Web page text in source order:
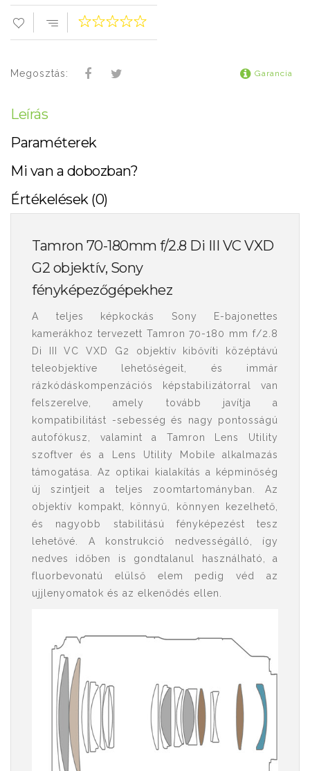
Megosztás: Garancia
Leírás
Paraméterek
Mi van a dobozban?
Értékelések (0)
Tamron 70-180mm f/2.8 Di III VC VXD
G2 objektív, Sony
fényképezőgépekhez
A teljes képkockás Sony E-bajonettes
kamerákhoz tervezett Tamron 70-180 mm f/2.8
Di III VC VXD G2 objektív kibővíti középtávú
teleobjektíve lehetőségeit, és immár
rázkódáskompenzációs képstabilizátorral van
felszerelve, amely tovább javítja a
kompatibilitást -sebesség és nagy pontosságú
autofókusz, valamint a Tamron Lens Utility
szoftver és a Lens Utility Mobile alkalmazás
támogatása. Az optikai kialakítás a képminőség
új szintjeit a teljes zoomtartományban. Az
objektív kompakt, könnyű, könnyen kezelhető,
és nagyobb stabilitású fényképezést tesz
lehetővé. A konstrukció nedvességálló, így
nedves időben is gondtalanul használható, a
fluorbevonatú elülső elem pedig véd az
ujjlenyomatok és az elkenődés ellen.